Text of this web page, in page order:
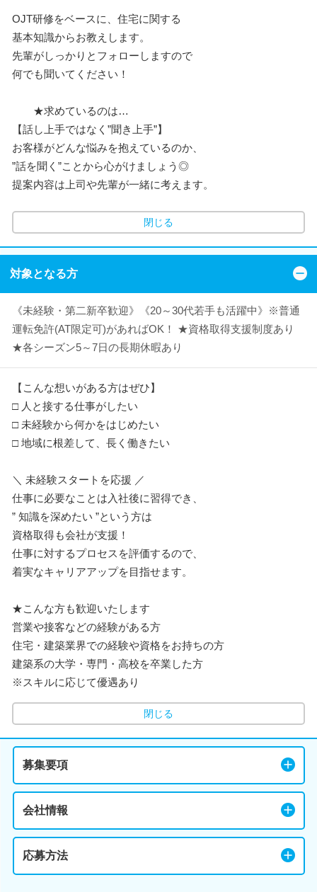
OJT研修をベースに、住宅に関する
基本知識からお教えします。
先輩がしっかりとフォローしますので
何でも聞いてください！
★求めているのは…
【話し上手ではなく”聞き上手”】
お客様がどんな悩みを抱えているのか、
”話を聞く”ことから心がけましょう◎
提案内容は上司や先輩が一緒に考えます。
閉じる
対象となる方
《未経験・第二新卒歓迎》《20～30代若手も活躍中》※普通
運転免許(AT限定可)があればOK！ ★資格取得支援制度あり
★各シーズン5～7日の長期休暇あり
【こんな想いがある方はぜひ】
□ 人と接する仕事がしたい
□ 未経験から何かをはじめたい
□ 地域に根差して、長く働きたい
＼ 未経験スタートを応援 ／
仕事に必要なことは入社後に習得でき、
” 知識を深めたい ”という方は
資格取得も会社が支援！
仕事に対するプロセスを評価するので、
着実なキャリアアップを目指せます。
★こんな方も歓迎いたします
営業や接客などの経験がある方
住宅・建築業界での経験や資格をお持ちの方
建築系の大学・専門・高校を卒業した方
※スキルに応じて優遇あり
閉じる
募集要項
会社情報
応募方法